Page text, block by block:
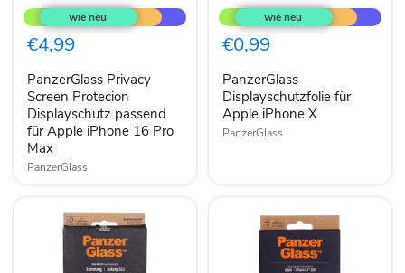
Privacy
Screen
Protecion
Displayschutz
für
Apple
iPhone
16
Pro
Max
€4,99
PanzerGlass Privacy
Screen Protecion
Displayschutz passend
für Apple iPhone 16 Pro
Max
PanzerGlass
Displayschutzfolie
für
Apple
iPhone
€0,99
PanzerGlass
Displayschutzfolie für
Apple iPhone X
PanzerGlass